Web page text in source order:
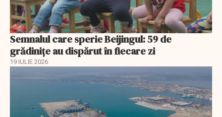
Semnalul care sperie Beijingul: 59 de
grădinițe au dispărut în fiecare zi
19 IULIE 2026